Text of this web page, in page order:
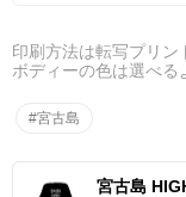
印刷方法は転写プリン
ボディーの色は選べる
#宮古島
宮古島